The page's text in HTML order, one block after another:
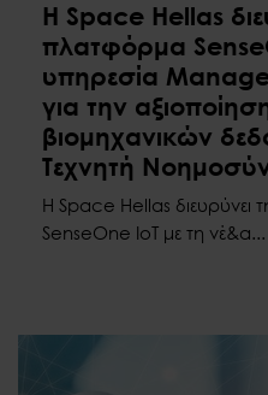
Η Space Hellas
πλατφόρμα
υπηρεσία
για την
βιομηχανικών
Τεχνητή
Η Space Hellas διευρύνει
SenseOne ΙοΤ με τη νέ&a...